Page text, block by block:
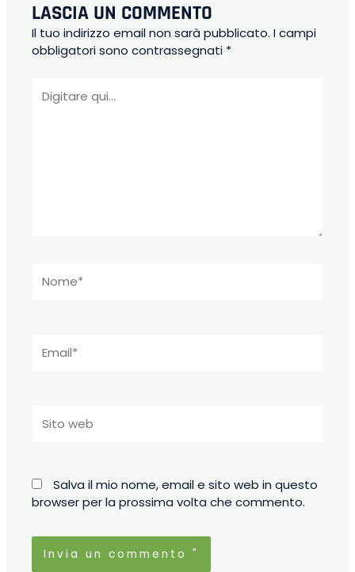
LASCIA UN COMMENTO
Il tuo indirizzo email non sarà pubblicato. I campi
obbligatori sono contrassegnati *
qui...
web
Salva il mio nome, email e sito web in questo
browser per la prossima volta che commento.